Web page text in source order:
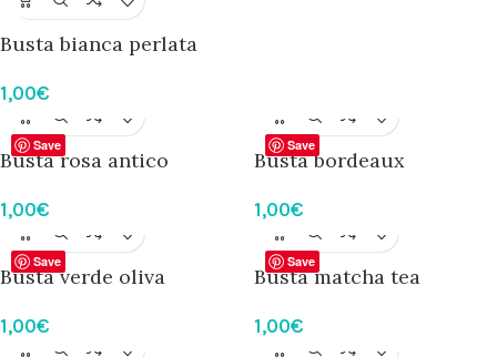
Busta bianca perlata
1,00€
Save
Busta rosa antico
1,00€
Save
Busta bordeaux
1,00€
Save
Busta verde oliva
1,00€
Save
Busta matcha tea
1,00€